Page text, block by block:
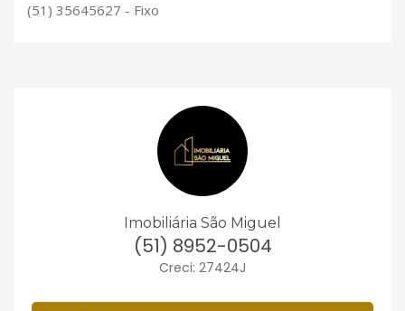
(51) 35645627 - Fixo
Imobiliária São Miguel
(51) 8952-0504
Creci: 27424J